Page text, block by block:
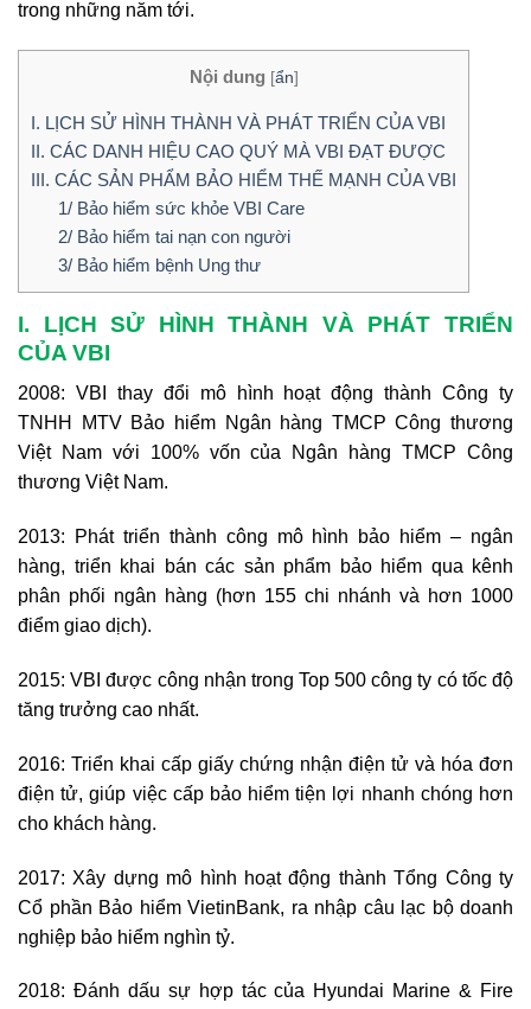
trong những năm tới.
Nội dung [ẩn]
I. LỊCH SỬ HÌNH THÀNH VÀ PHÁT TRIỂN CỦA VBI
II. CÁC DANH HIỆU CAO QUÝ MÀ VBI ĐẠT ĐƯỢC
III. CÁC SẢN PHẨM BẢO HIỂM THẾ MẠNH CỦA VBI
1/ Bảo hiểm sức khỏe VBI Care
2/ Bảo hiểm tai nạn con người
3/ Bảo hiểm bệnh Ung thư
I. LỊCH SỬ HÌNH THÀNH VÀ PHÁT TRIỂN
CỦA VBI
2008: VBI thay đổi mô hình hoạt động thành Công ty
TNHH MTV Bảo hiểm Ngân hàng TMCP Công thương
Việt Nam với 100% vốn của Ngân hàng TMCP Công
thương Việt Nam.
2013: Phát triển thành công mô hình bảo hiểm – ngân
hàng, triển khai bán các sản phẩm bảo hiểm qua kênh
phân phối ngân hàng (hơn 155 chi nhánh và hơn 1000
điểm giao dịch).
2015: VBI được công nhận trong Top 500 công ty có tốc độ
tăng trưởng cao nhất.
2016: Triển khai cấp giấy chứng nhận điện tử và hóa đơn
điện tử, giúp việc cấp bảo hiểm tiện lợi nhanh chóng hơn
cho khách hàng.
2017: Xây dựng mô hình hoạt động thành Tổng Công ty
Cổ phần Bảo hiểm VietinBank, ra nhập câu lạc bộ doanh
nghiệp bảo hiểm nghìn tỷ.
2018: Đánh dấu sự hợp tác của Hyundai Marine & Fire